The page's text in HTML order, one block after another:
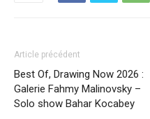
Article précédent
Best Of, Drawing Now 2026 :
Galerie Fahmy Malinovsky –
Solo show Bahar Kocabey